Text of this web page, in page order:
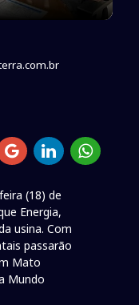
(18) de
Energia,
usina. Com
passarão
Mato
Mundo